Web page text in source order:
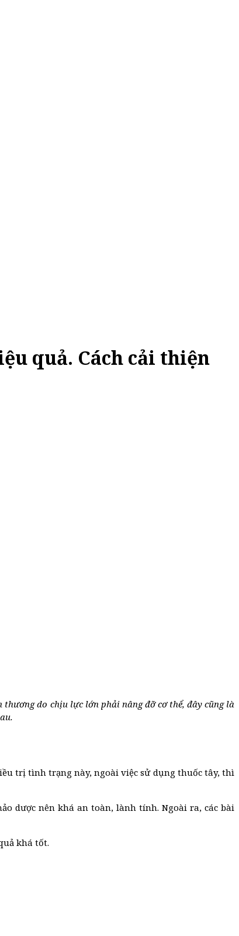
quả. Cách cải thiện
do chịu lực lớn phải nâng đỡ cơ thể, đây cũng là
trị tình trạng này, ngoài việc sử dụng thuốc tây, thì
dược nên khá an toàn, lành tính. Ngoài ra, các bài
khá tốt.